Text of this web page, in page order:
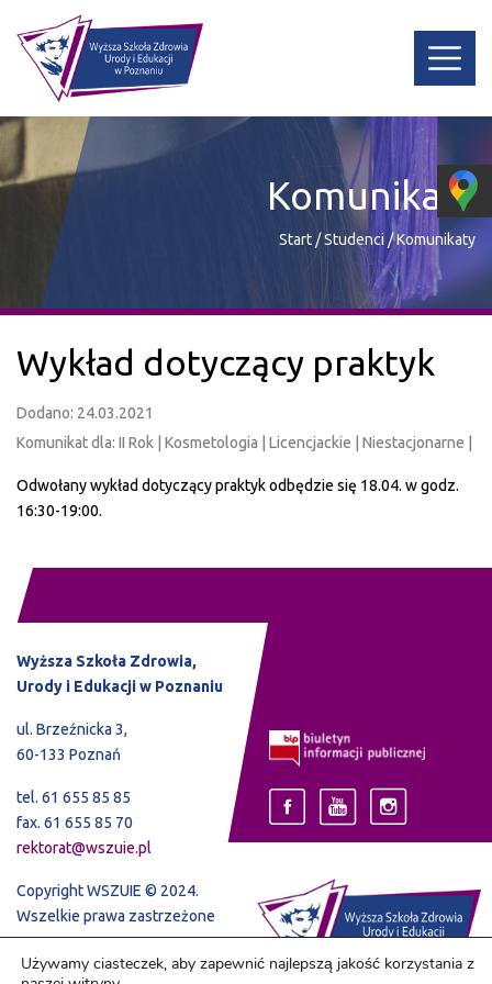
Komunikaty
Start/Studenci /Komunikaty
Wykład dotyczący praktyk
Dodano: 24.03.2021
Komunikat dla: II Rok | Kosmetologia | Licencjackie | Niestacjonarne |
Odwołany wykład dotyczący praktyk odbędzie się 18.04. w godz.
16:30-19:00.
Wyższa Szkoła Zdrowia,
Urody i Edukacji w Poznaniu
ul. Brzeźnicka 3,
60-133 Poznań
tel. 61 655 85 85
fax. 61 655 85 70
rektorat@wszuie.pl
Copyright WSZUIE © 2024.
Wszelkie prawa zastrzeżone
Używamy ciasteczek, aby zapewnić najlepszą jakość korzystania z